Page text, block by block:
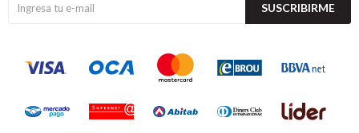
SUSCRIBIRME